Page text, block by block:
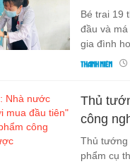
Bé trai 19
đầu và
gia đình
Thủ
công
Thủ tướng
phẩm cụ